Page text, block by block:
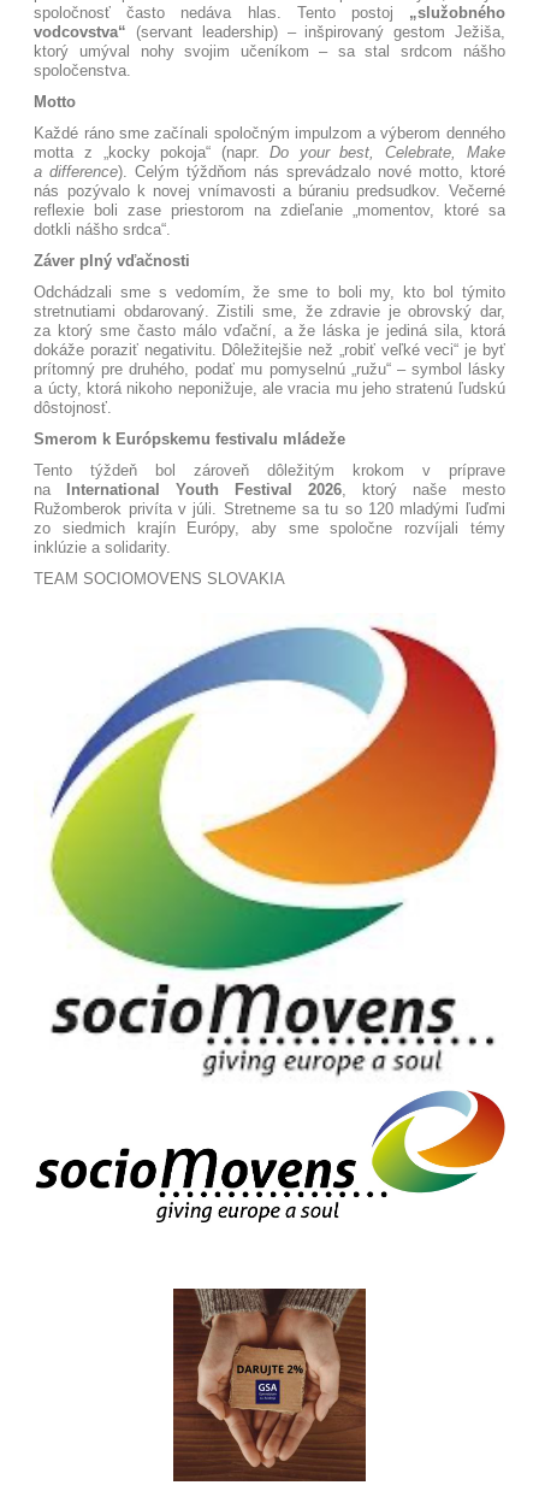
spoločnosť často nedáva hlas. Tento postoj „služobného
vodcovstva“ (servant leadership) – inšpirovaný gestom Ježiša,
ktorý umýval nohy svojim učeníkom – sa stal srdcom nášho
spoločenstva.
Motto
Každé ráno sme začínali spoločným impulzom a výberom denného
motta z „kocky pokoja“ (napr.Do your best, Celebrate, Make
a difference). Celým týždňom nás sprevádzalo nové motto, ktoré
nás pozývalo k novej vnímavosti a búraniu predsudkov. Večerné
reflexie boli zase priestorom na zdieľanie „momentov, ktoré sa
dotkli nášho srdca“.
Záver plný vďačnosti
Odchádzali sme s vedomím, že sme to boli my, kto bol týmito
stretnutiami obdarovaný. Zistili sme, že zdravie je obrovský dar,
za ktorý sme často málo vďační, a že láska je jediná sila, ktorá
dokáže poraziť negativitu. Dôležitejšie než „robiť veľké veci“ je byť
prítomný pre druhého, podať mu pomyselnú „ružu“ – symbol lásky
a úcty, ktorá nikoho neponižuje, ale vracia mu jeho stratenú ľudskú
dôstojnosť.
Smerom k Európskemu festivalu mládeže
Tento týždeň bol zároveň dôležitým krokom v príprave
na
International Youth Festival 2026, ktorý naše mesto
Ružomberok privíta v júli. Stretneme sa tu so 120 mladými ľuďmi
zo siedmich krajín Európy, aby sme spoločne rozvíjali témy
inklúzie a solidarity.
TEAM SOCIOMOVENS SLOVAKIA